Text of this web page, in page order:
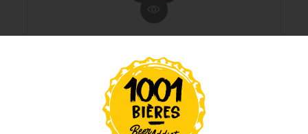
7,80 €TTC
AJOUTER AU PANIER